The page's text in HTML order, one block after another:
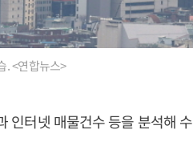
. <연합뉴스>
인터넷 매물건수 등을 분석해 수